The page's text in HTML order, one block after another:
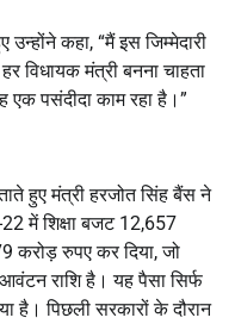
कहा, “मैं इस जिम्मेदारी
विधायक मंत्री बनना चाहता
एक पसंदीदा काम रहा है।”
हुए मंत्री हरजोत सिंह बैंस ने
में शिक्षा बजट 12,657
करोड़ रुपए कर दिया, जो
राशि है। यह पैसा सिर्फ
है। पिछली सरकारों के दौरान